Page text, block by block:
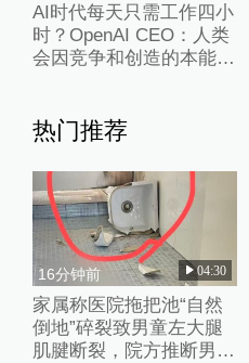
AI时代每天只需工作四小
时？OpenAI CEO：人类
会因竞争和创造的本能忙
热门推荐
16分钟前 04:30
家属称医院拖把池“自然
倒地”碎裂致男童左大腿
肌腱断裂，院方推断男童